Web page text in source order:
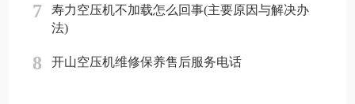
7
寿力空压机不加载怎么回事(主要原因与解决办
法)
8 开山空压机维修保养售后服务电话